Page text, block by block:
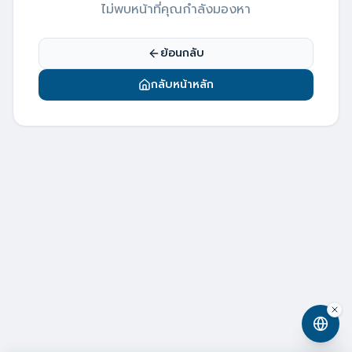
ไม่พบหน้าที่คุณกำลังมองหา
ย้อนกลับ
กลับหน้าหลัก